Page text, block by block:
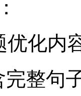
优化内
完整句